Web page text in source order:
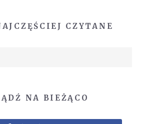
CZYTANE
NA BIEŻĄCO